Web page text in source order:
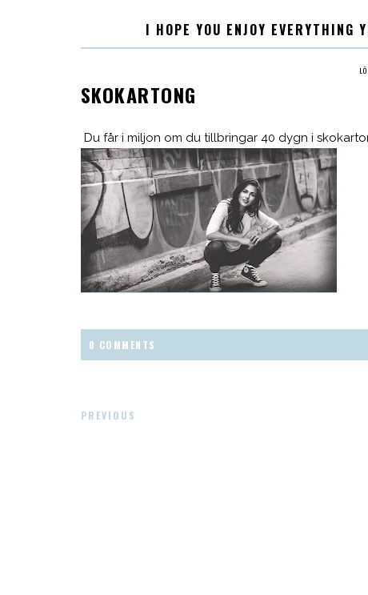
I HOPE YOU ENJOY EVERYTHING
SKOKARTONG
Du får i miljon om du tillbringar 40 dygn i
0 COMMENTS
PREVIOUS